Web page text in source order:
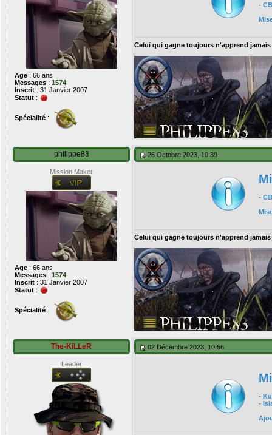
Age : 66 ans
Messages : 1574
Inscrit : 31 Janvier 2007
Statut :
Spécialité :
-
Celui qui gagne toujours n'apprend
philippe83
Mission Maker
Age : 66 ans
Messages : 1574
Inscrit : 31 Janvier 2007
Statut :
Spécialité :
26 Octobre 2023, 10:39
-
Celui qui gagne toujours n'apprend
The-KiLLeR
Leader
02 Décembre 2023, 10:56
-
-